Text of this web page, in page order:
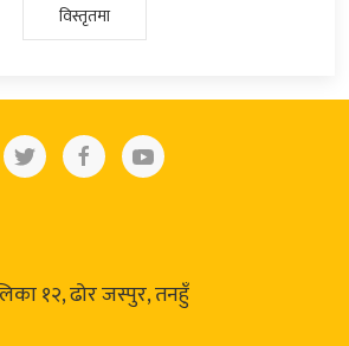
विस्तृतमा
१२, ढोर जस्पुर, तनहुँ